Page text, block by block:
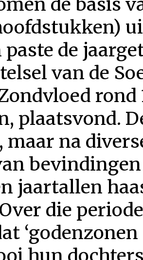
paste de
van de
rond
plaatsvond.
maar na
jaartallen
die
hun